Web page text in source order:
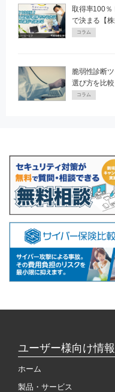
取得率100％
で決まる【株
コラム
脆弱性診断
選び方を比較
コラム
ユーザー様向け情報
ホーム
製品・サービス